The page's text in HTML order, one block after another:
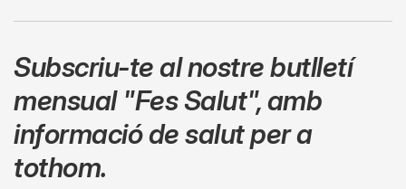
Subscriu-te al nostre butlletí
mensual "Fes Salut",amb
informació de salut per a
tothom.